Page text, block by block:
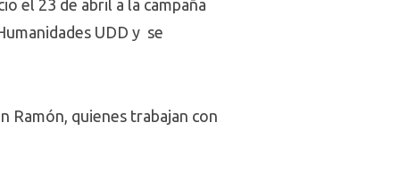
el 23 de abril a la campaña
UDD y se
Ramón, quienes trabajan con